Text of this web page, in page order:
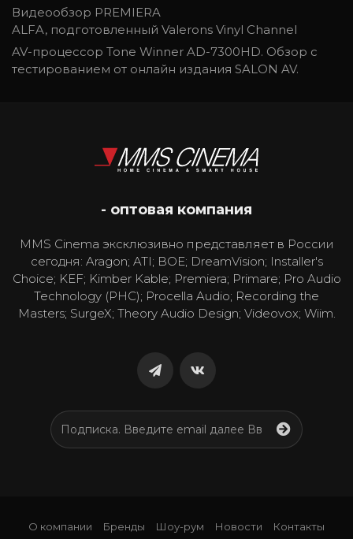
Видеообзор PREMIERA
ALFA, подготовленный Valerons Vinyl Channel
AV-процессор Tone Winner AD-7300HD. Обзор с
тестированием от онлайн издания SALON AV.
- оптовая компания
MMS Cinema эксклюзивно представляет в России
сегодня: Aragon; ATI; BOE; DreamVision; Installer's
Choice; KEF; Kimber Kable; Premiera; Primare; Pro Audio
Technology (PHC); Procella Audio; Recording the
Masters; SurgeX; Theory Audio Design; Videovox; Wiim.
О компании Бренды Шоу-рум Новости Контакты